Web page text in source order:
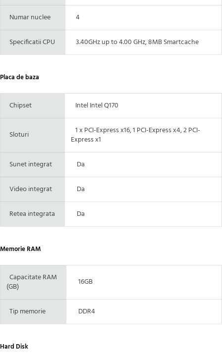
Numar nuclee 4
Specificatii CPU 3.40GHz up to 4.00 GHz, 8MB Smartcache
Placa de baza
Chipset Intel Intel Q170
Sloturi
1 x PCI-Express x16, 1 PCI-Express x4, 2 PCI-
Express x1
Sunet integrat Da
Video integrat Da
Retea integrata Da
Memorie RAM
Capacitate RAM
(GB)
16GB
Tip memorie DDR4
Hard Disk